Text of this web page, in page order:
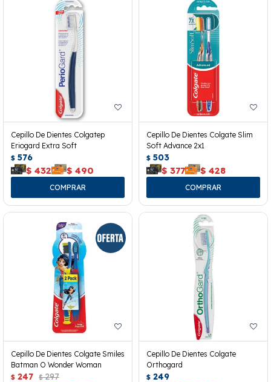
Cepillo De Dientes Colgatep
Eriogard Extra Soft
$ 576
$ 432 $ 490
Cepillo De Dientes Colgate Slim
Soft Advance 2x1
$ 503
$ 377 $ 428
Cepillo De Dientes Colgate Smiles
Batman O Wonder Woman
$ 247 $ 297
Cepillo De Dientes Colgate
Orthogard
$ 249